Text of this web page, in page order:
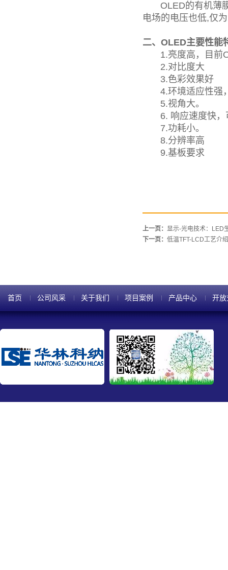
OLED的有机薄膜
电场的电压也低,仅
二、OLED主要性能
1.亮度高，目前
2.对比度大
3.色彩效果好
4.环境适应性强，
5.视角大。
6. 响应速度快，
7.功耗小。
8.分辨率高
9.基板要求
上一页： 显示-光电技术：LED
下一页： 低温TFT-LCD工艺介绍
首页 公司风采 关于我们 项目案例 产品中心 开放